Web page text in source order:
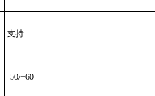
支持
-50/+60